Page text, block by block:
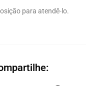
para atendê-lo.